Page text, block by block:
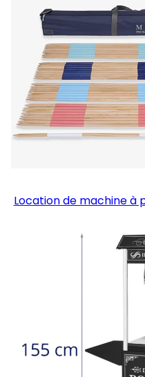
Location de machine à